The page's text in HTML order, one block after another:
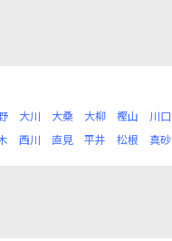
大川 大桑 大柳 樫山 川口
西川 直見 平井 松根 真砂